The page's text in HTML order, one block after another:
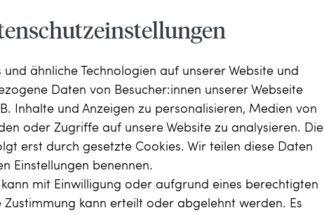
in Berlin
und
Fünfziger
an der
– die Farbe der
ähnliche Technologien auf unserer Website und
Daten von Besucher:innen unserer Webseite
Inhalte und Anzeigen zu personalisieren, Medien von
oder Zugriffe auf unsere Website zu analysieren. Die
erst durch gesetzte Cookies. Wir teilen diese Daten
Einstellungen benennen.
mit Einwilligung oder aufgrund eines berechtigten
Zustimmung kann erteilt oder abgelehnt werden. Es